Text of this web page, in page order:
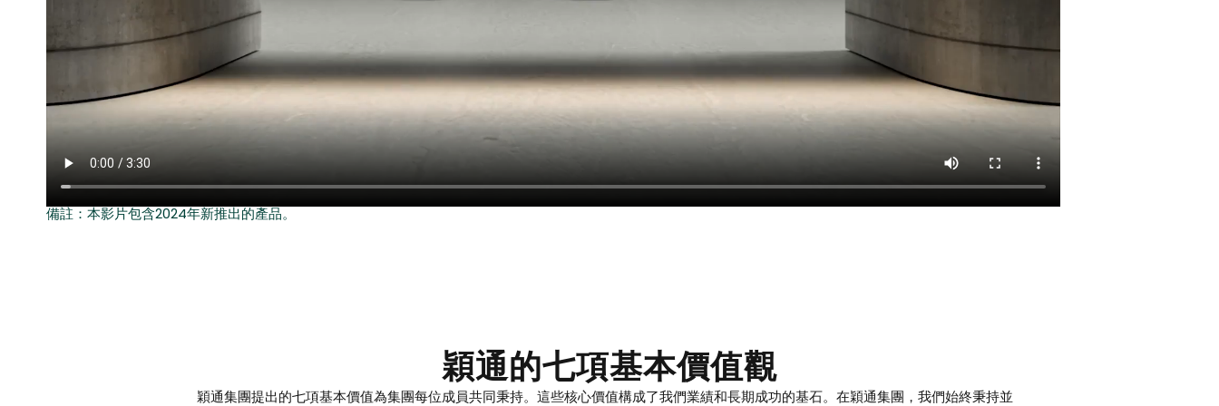
備註：本影片包含2024年新推出的產品。
穎通的七項基本價值觀
穎通集團提出的七項基本價值為集團每位成員共同秉持。這些核心價值構成了我們業績和長期成功的基石。在穎通集團，我們始終秉持並